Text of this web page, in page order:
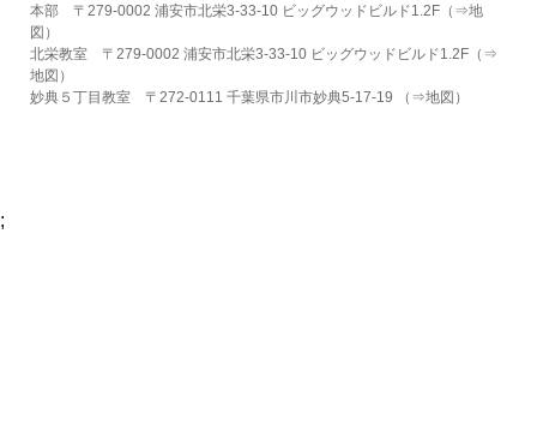
本部 〒279-0002 浦安市北栄3-33-10 ビッグウッドビルド1.2F（⇒地
図 ）
北栄教室 〒279-0002 浦安市北栄3-33-10 ビッグウッドビルド1.2F（⇒
地図 ）
妙典５丁目教室 〒272-0111 千葉県市川市妙典5-17-19 （⇒地図 ）
;